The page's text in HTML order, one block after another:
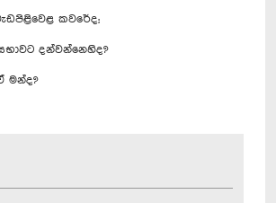
කවරේද;
දන්වන්නෙහිද?
මන්ද?